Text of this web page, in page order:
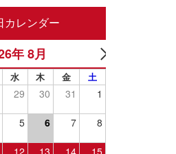
カレンダー
年 8月
水 木 金 土
29 30 31 1
5 6 7 8
12 13 14 15